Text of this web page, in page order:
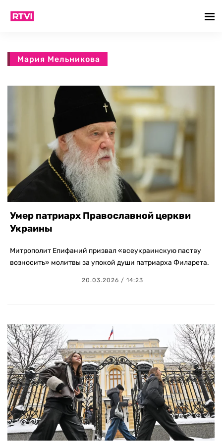
Мария Мельникова
Умер патриарх Православной церкви
Украины
Митрополит Епифаний призвал «всеукраинскую паству
возносить» молитвы за упокой души патриарха Филарета.
20.03.2026 / 14:23